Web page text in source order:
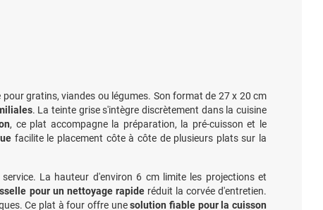
gratins, viandes ou légumes. Son format de 27 x 20 cm
. La teinte grise s'intègre discrètement dans la cuisine
, ce plat accompagne la préparation, la pré-cuisson et le
facilite le placement côte à côte de plusieurs plats sur la
La hauteur d'environ 6 cm limite les projections et
pour un nettoyage rapideréduit la corvée d'entretien.
Ce plat à four offre unesolution fiable pour la cuisson